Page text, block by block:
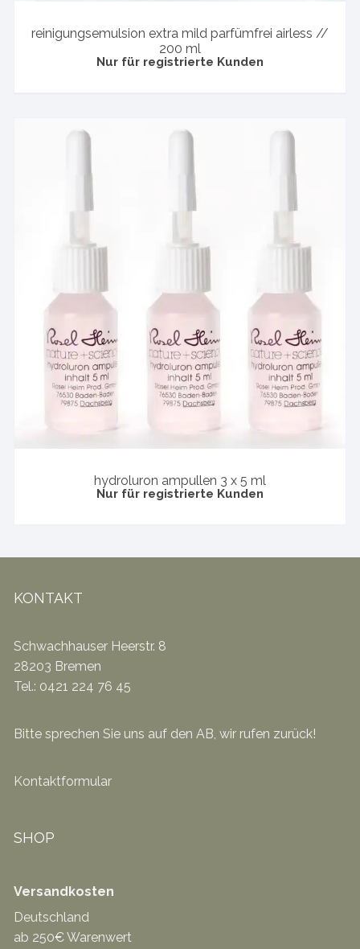
reinigungsemulsion extra mild parfümfrei airless //
200 ml
Nur für registrierte Kunden
hydroluron ampullen 3 x 5 ml
Nur für registrierte Kunden
KONTAKT
Schwachhauser Heerstr. 8
28203 Bremen
Tel.: 0421 224 76 45
Bitte sprechen Sie uns auf den AB, wir rufen zurück!
Kontaktformular
SHOP
Versandkosten
Deutschland
ab 250€ Warenwert